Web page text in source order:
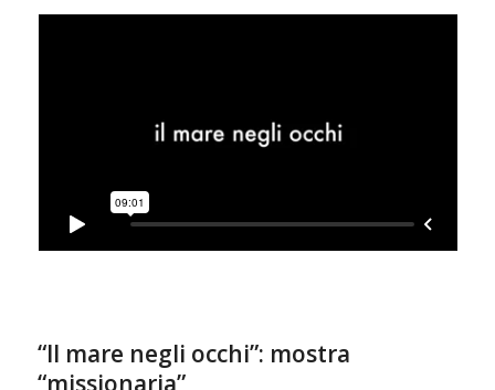
“Il mare negli occhi”: mostra
“missionaria”